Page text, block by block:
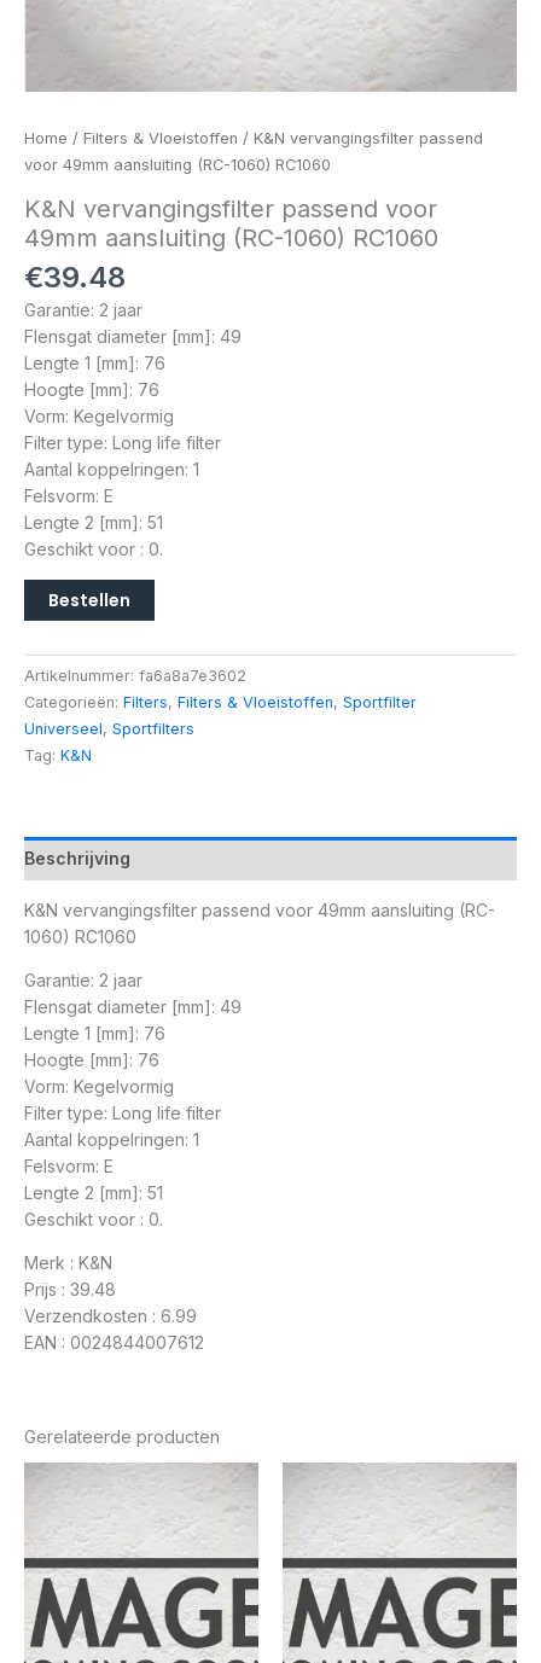
Home / Filters & Vloeistoffen / K&N vervangingsfilter passend
voor 49mm aansluiting (RC-1060) RC1060
K&N vervangingsfilter passend voor
49mm aansluiting (RC-1060) RC1060
€39.48
Garantie: 2 jaar
Flensgat diameter [mm]: 49
Lengte 1 [mm]: 76
Hoogte [mm]: 76
Vorm: Kegelvormig
Filter type: Long life filter
Aantal koppelringen: 1
Felsvorm: E
Lengte 2 [mm]: 51
Geschikt voor : 0.
Bestellen
Artikelnummer: fa6a8a7e3602
Categorieën: Filters, Filters & Vloeistoffen, Sportfilter
Universeel, Sportfilters
Tag: K&N
Beschrijving
K&N vervangingsfilter passend voor 49mm aansluiting (RC-
1060) RC1060
Garantie: 2 jaar
Flensgat diameter [mm]: 49
Lengte 1 [mm]: 76
Hoogte [mm]: 76
Vorm: Kegelvormig
Filter type: Long life filter
Aantal koppelringen: 1
Felsvorm: E
Lengte 2 [mm]: 51
Geschikt voor : 0.
Merk : K&N
Prijs : 39.48
Verzendkosten : 6.99
EAN : 0024844007612
Gerelateerde producten